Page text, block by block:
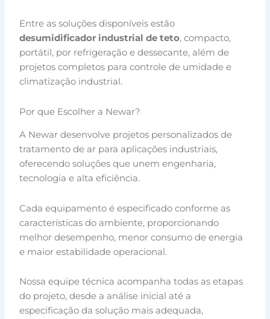
Entre as soluções disponíveis estão
desumidificador industrial de teto, compacto,
portátil, por refrigeração e dessecante, além de
projetos completos para controle de umidade e
climatização industrial.
Por que Escolher a Newar?
A Newar desenvolve projetos personalizados de
tratamento de ar para aplicações industriais,
oferecendo soluções que unem engenharia,
tecnologia e alta eficiência.
Cada equipamento é especificado conforme as
características do ambiente, proporcionando
melhor desempenho, menor consumo de energia
e maior estabilidade operacional.
Nossa equipe técnica acompanha todas as etapas
do projeto, desde a análise inicial até a
especificação da solução mais adequada,